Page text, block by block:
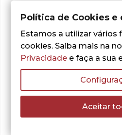
Outras sugestões
Política de Cookies e
Estamos a utilizar vários
cookies. Saiba mais na
Privacidade e faça a sua
Aceitar